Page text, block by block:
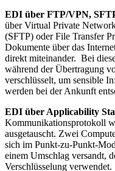
EDI über FTP/VPN,
über Virtual Private
(SFTP) oder File Transfer
Dokumente über das
direkt miteinander. Bei
während der Übertragung
verschlüsselt, um sensible
werden bei der Ankunft
EDI über Applicability
Kommunikationsprotokoll
ausgetauscht. Zwei
sich im Punkt-zu-Punkt-
einem Umschlag versandt,
Verschlüsselung verwendet.